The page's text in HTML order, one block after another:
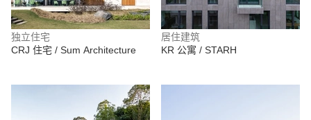
独立住宅
CRJ 住宅 / Sum Architecture
居住建筑
KR 公寓 / STARH